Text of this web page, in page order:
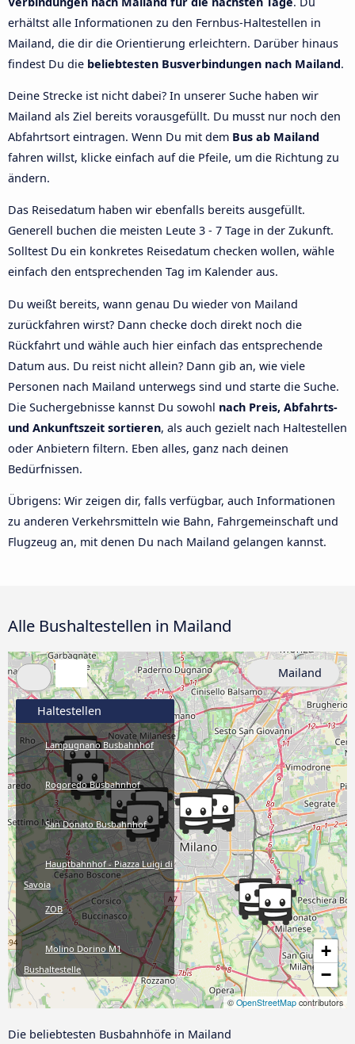
erhältst alle Informationen zu den Fernbus-Haltestellen in
Mailand, die dir die Orientierung erleichtern. Darüber hinaus
findest Du die beliebtesten Busverbindungen nach Mailand.
Deine Strecke ist nicht dabei? In unserer Suche haben wir
Mailand als Ziel bereits vorausgefüllt. Du musst nur noch den
Abfahrtsort eintragen. Wenn Du mit dem Bus ab Mailand
fahren willst, klicke einfach auf die Pfeile, um die Richtung zu
ändern.
Das Reisedatum haben wir ebenfalls bereits ausgefüllt.
Generell buchen die meisten Leute 3 - 7 Tage in der Zukunft.
Solltest Du ein konkretes Reisedatum checken wollen, wähle
einfach den entsprechenden Tag im Kalender aus.
Du weißt bereits, wann genau Du wieder von Mailand
zurückfahren wirst? Dann checke doch direkt noch die
Rückfahrt und wähle auch hier einfach das entsprechende
Datum aus. Du reist nicht allein? Dann gib an, wie viele
Personen nach Mailand unterwegs sind und starte die Suche.
Die Suchergebnisse kannst Du sowohl nach Preis, Abfahrts-
und Ankunftszeit sortieren, als auch gezielt nach Haltestellen
oder Anbietern filtern. Eben alles, ganz nach deinen
Bedürfnissen.
Übrigens: Wir zeigen dir, falls verfügbar, auch Informationen
zu anderen Verkehrsmitteln wie Bahn, Fahrgemeinschaft und
Flugzeug an, mit denen Du nach Mailand gelangen kannst.
Alle Bushaltestellen in Mailand
+
−
© OpenStreetMap contributors
Haltestellen
Lampugnano Busbahnhof
Rogoredo Busbahnhof
San Donato Busbahnhof
Hauptbahnhof - Piazza Luigi di
Savoia
ZOB
Molino Dorino M1
Bushaltestelle
Rho Fiera Bahnhof
Porta Garibaldi Bahnhof
Mailand
Die beliebtesten Busbahnhöfe in Mailand